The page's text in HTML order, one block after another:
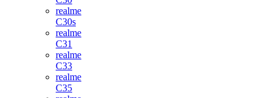
realme
C30s
realme
C31
realme
C33
realme
C35